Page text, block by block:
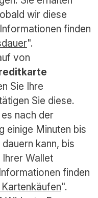
wir diese
finden
".
von
Sie Ihre
Sie diese.
nach der
einige Minuten bis
kann, bis
Wallet
finden
".